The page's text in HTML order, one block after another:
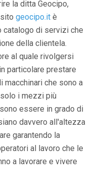
la ditta Geocipo,
geocipo.it è
di servizi che
della clientela.
al quale rivolgersi
particolare prestare
macchinari che sono a
i mezzi più
essere in grado di
davvero all'altezza
garantendo la
al lavoro che le
a lavorare e vivere